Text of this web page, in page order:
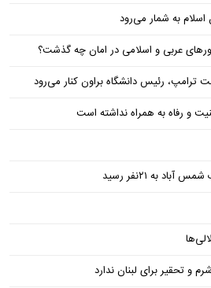
به شمار می‌رود
عربی و اسلامی در امان چه گذشت؟
رئیس دانشگاه براون کنار می‌رود
و رفاه به همراه نداشته است
به ۲۱نفر رسید
و تحقیر برای لبنان ندارد